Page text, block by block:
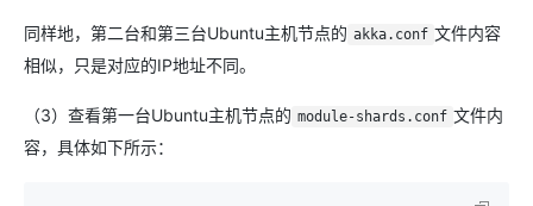
同样地，第二台和第三台Ubuntu主机节点的 akka.conf 文件内容
相似，只是对应的IP地址不同。
（3）查看第一台Ubuntu主机节点的 module-shards.conf 文件内
容，具体如下所示：